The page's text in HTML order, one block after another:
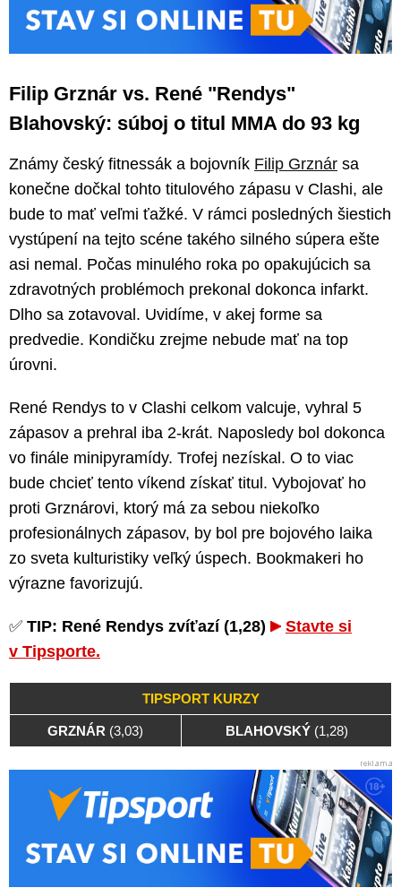
Filip Grznár vs. René "Rendys"
Blahovský: súboj o titul MMA do 93 kg
Známy český fitnessák a bojovník Filip Grznár sa
konečne dočkal tohto titulového zápasu v Clashi, ale
bude to mať veľmi ťažké. V rámci posledných šiestich
vystúpení na tejto scéne takého silného súpera ešte
asi nemal. Počas minulého roka po opakujúcich sa
zdravotných problémoch prekonal dokonca infarkt.
Dlho sa zotavoval. Uvidíme, v akej forme sa
predvedie. Kondičku zrejme nebude mať na top
úrovni.
René Rendys to v Clashi celkom valcuje, vyhral 5
zápasov a prehral iba 2-krát. Naposledy bol dokonca
vo finále minipyramídy. Trofej nezískal. O to viac
bude chcieť tento víkend získať titul. Vybojovať ho
proti Grznárovi, ktorý má za sebou niekoľko
profesionálnych zápasov, by bol pre bojového laika
zo sveta kulturistiky veľký úspech. Bookmakeri ho
výrazne favorizujú.
✅ TIP: René Rendys zvíťazí (1,28)
Stavte si
v Tipsporte.
TIPSPORT KURZY
GRZNÁR (3,03) BLAHOVSKÝ(1,28)